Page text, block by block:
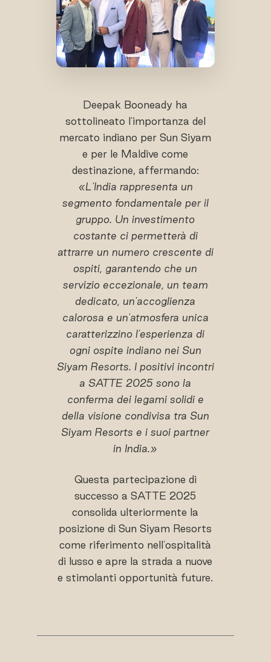
Deepak Booneady ha
sottolineato l'importanza del
mercato indiano per Sun Siyam
e per le Maldive come
destinazione, affermando:
«L'India rappresenta un
segmento fondamentale per il
gruppo. Un investimento
costante ci permetterà di
attrarre un numero crescente di
ospiti, garantendo che un
servizio eccezionale, un team
dedicato, un'accoglienza
calorosa e un'atmosfera unica
caratterizzino l'esperienza di
ogni ospite indiano nei Sun
Siyam Resorts. I positivi incontri
a SATTE 2025 sono la
conferma dei legami solidi e
della visione condivisa tra Sun
Siyam Resorts e i suoi partner
in India.»
Questa partecipazione di
successo a SATTE 2025
consolida ulteriormente la
posizione di Sun Siyam Resorts
come riferimento nell'ospitalità
di lusso e apre la strada a nuove
e stimolanti opportunità future.